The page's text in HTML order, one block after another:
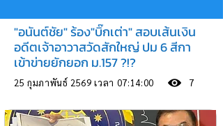
"อนันต์ชัย" ร้อง"บิ๊กเต่า" สอบเส้นเงิน
อดีตเจ้าอาวาสวัดสักใหญ่ ปม 6 สีกา
เข้าข่ายยักยอก ม.157 ?!?
25 กุมภาพันธ์ 2569 เวลา 07:14:00 7